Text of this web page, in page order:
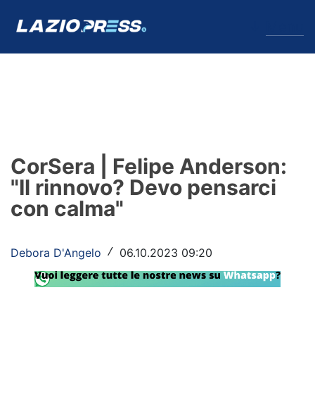
Formello
Infortuni
Calciomercato
CorSera | Felipe Anderson:
"Il rinnovo? Devo pensarci
con calma"
Debora D'Angelo / 06.10.2023 09:20